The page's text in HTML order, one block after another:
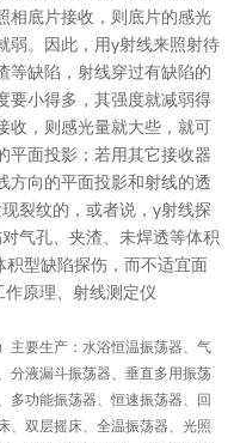
相底片接收，则底片的感光
弱。因此，用γ射线来照射待
等缺陷，射线穿过有缺陷的
要小得多，其强度就减弱得
收，则感光量就大些，就可
平面投影；若用其它接收器
方向的平面投影和射线的透
裂纹的，或者说，γ射线探
气孔、夹渣、未焊透等体积
型缺陷探伤，而不适宜面
原理、射线测定仪
主要生产：水浴恒温振荡器、气
分液漏斗振荡器、垂直多用振荡
多功能振荡器、恒速振荡器、回
、双层摇床、全温振荡器、光照